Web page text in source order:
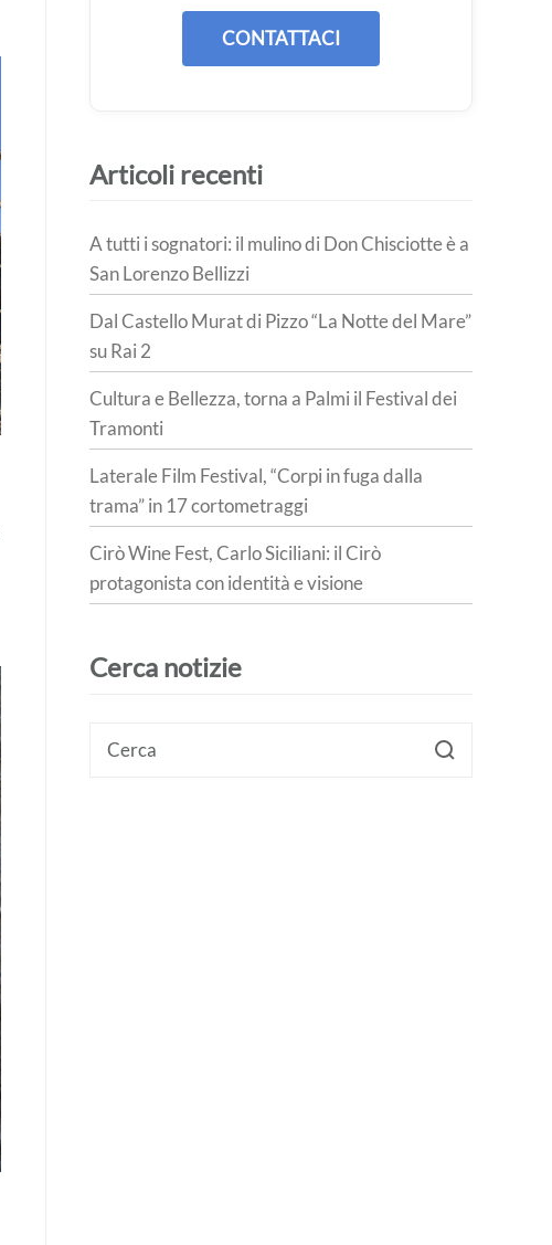
CONTATTACI
Articoli recenti
A tutti i sognatori: il mulino di Don Chisciotte è a
San Lorenzo Bellizzi
Dal Castello Murat di Pizzo “La Notte del Mare”
su Rai 2
Cultura e Bellezza, torna a Palmi il Festival dei
Tramonti
Laterale Film Festival, “Corpi in fuga dalla
trama” in 17 cortometraggi
Cirò Wine Fest, Carlo Siciliani: il Cirò
protagonista con identità e visione
Cerca notizie